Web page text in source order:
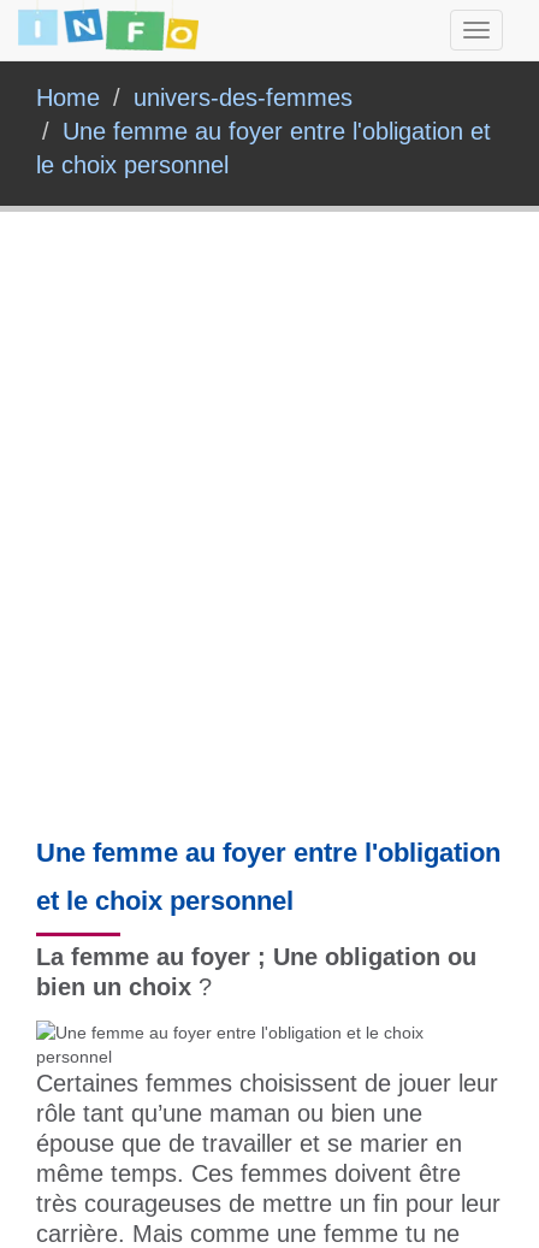
Toggle
Home
univers-des-femmes
Une femme au foyer entre l'obligation et
le choix personnel
Une femme au foyer entre l'obligation
et le choix personnel
La femme au foyer ; Une obligation ou
bien un choix ?
Certaines femmes choisissent de jouer leur
rôle tant qu’une maman ou bien une
épouse que de travailler et se marier en
même temps. Ces femmes doivent être
très courageuses de mettre un fin pour leur
carrière. Mais comme une femme tu ne